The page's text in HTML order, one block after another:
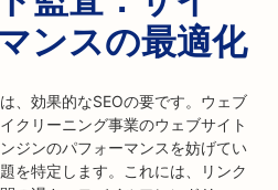
ンスの最適化
、効果的なSEOの要です。ウェブ
クリーニング事業のウェブサイト
ジンのパフォーマンスを妨げてい
を特定します。これには、リンク